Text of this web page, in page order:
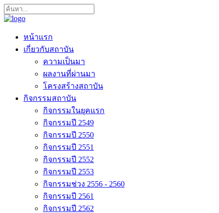
หน้าแรก
เกี่ยวกับสถาบัน
ความเป็นมา
ผลงานที่ผ่านมา
โครงสร้างสถาบัน
กิจกรรมสถาบัน
กิจกรรมในยุคแรก
กิจกรรมปี 2549
กิจกรรมปี 2550
กิจกรรมปี 2551
กิจกรรมปี 2552
กิจกรรมปี 2553
กิจกรรมช่วง 2556 - 2560
กิจกรรมปี 2561
กิจกรรมปี 2562